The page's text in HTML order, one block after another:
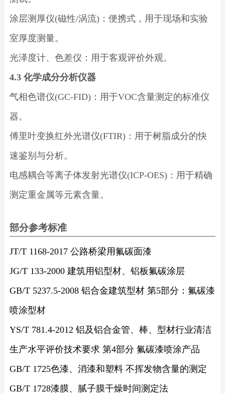
涂层测厚仪(磁性/涡流)：便携式，用于现场和实验
室厚度测量。
光泽度计、色差仪：用于客观评价外观。
4.3 化学成分分析仪器
气相色谱仪(GC-FID)：用于VOC含量测定的标准仪
器。
傅里叶变换红外光谱仪(FTIR)：用于树脂成分的快
速鉴别与分析。
电感耦合等离子体发射光谱仪(ICP-OES)：用于精确
测定重金属等元素含量。
部分参考标准
JT/T 1168-2017 公路桥梁用氟碳面漆
JG/T 133-2000 建筑用铝型材、铝板氟碳涂层
GB/T 5237.5-2008 铝合金建筑型材 第5部分：氟碳漆
喷涂型材
YS/T 781.4-2012 铝及铝合金管、棒、型材行业清洁
生产水平评价技术要求 第4部分 氟碳漆喷涂产品
GB/T 1725色漆、消漆和塑料 不挥发物含量的测定
GB/T 1728漆膜、腻子膜干燥时间测定法